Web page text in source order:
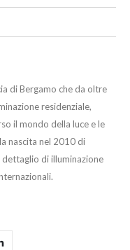
di Bergamo che da oltre
residenziale,
il mondo della luce e le
nascita nel 2010 di
di illuminazione